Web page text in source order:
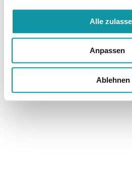
Alle
Anpassen
Ablehnen